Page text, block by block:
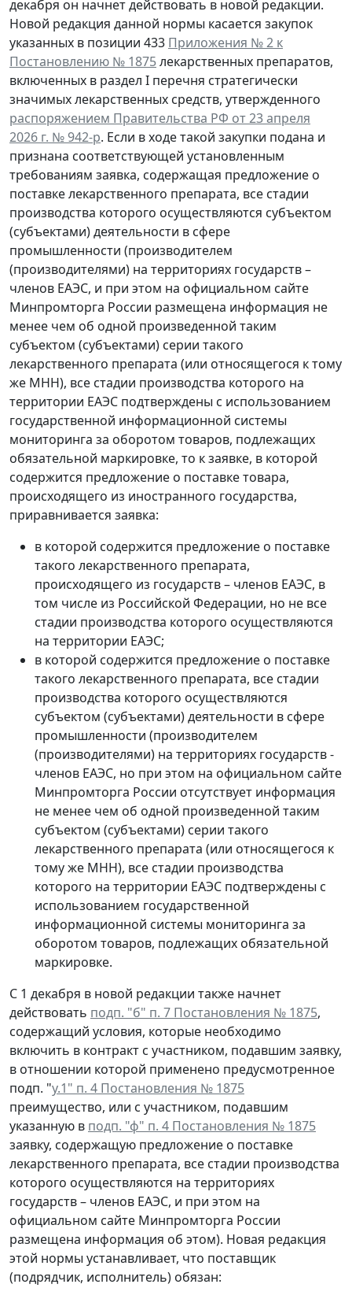
декабря он начнет действовать в новой редакции.
Новой редакция данной нормы касается закупок
указанных в позиции 433 Приложения № 2 к
Постановлению № 1875лекарственных препаратов,
включенных в раздел I перечня стратегически
значимых лекарственных средств, утвержденного
распоряжением Правительства РФ от 23 апреля
2026 г. № 942-р. Если в ходе такой закупки подана и
признана соответствующей установленным
требованиям заявка, содержащая предложение о
поставке лекарственного препарата, все стадии
производства которого осуществляются субъектом
(субъектами) деятельности в сфере
промышленности (производителем
(производителями) на территориях государств –
членов ЕАЭС, и при этом на официальном сайте
Минпромторга России размещена информация не
менее чем об одной произведенной таким
субъектом (субъектами) серии такого
лекарственного препарата (или относящегося к тому
же МНН), все стадии производства которого на
территории ЕАЭС подтверждены с использованием
государственной информационной системы
мониторинга за оборотом товаров, подлежащих
обязательной маркировке, то к заявке, в которой
содержится предложение о поставке товара,
происходящего из иностранного государства,
приравнивается заявка:
в которой содержится предложение о поставке
такого лекарственного препарата,
происходящего из государств – членов ЕАЭС, в
том числе из Российской Федерации, но не все
стадии производства которого осуществляются
на территории ЕАЭС;
в которой содержится предложение о поставке
такого лекарственного препарата, все стадии
производства которого осуществляются
субъектом (субъектами) деятельности в сфере
промышленности (производителем
(производителями) на территориях государств -
членов ЕАЭС, но при этом на официальном сайте
Минпромторга России отсутствует информация
не менее чем об одной произведенной таким
субъектом (субъектами) серии такого
лекарственного препарата (или относящегося к
тому же МНН), все стадии производства
которого на территории ЕАЭС подтверждены с
использованием государственной
информационной системы мониторинга за
оборотом товаров, подлежащих обязательной
маркировке.
С 1 декабря в новой редакции также начнет
действовать подп. "б" п. 7 Постановления № 1875,
содержащий условия, которые необходимо
включить в контракт с участником, подавшим заявку,
в отношении которой применено предусмотренное
подп. "у.1" п. 4 Постановления № 1875
преимущество, или с участником, подавшим
указанную в подп. "ф" п. 4 Постановления № 1875
заявку, содержащую предложение о поставке
лекарственного препарата, все стадии производства
которого осуществляются на территориях
государств – членов ЕАЭС, и при этом на
официальном сайте Минпромторга России
размещена информация об этом). Новая редакция
этой нормы устанавливает, что поставщик
(подрядчик, исполнитель) обязан: